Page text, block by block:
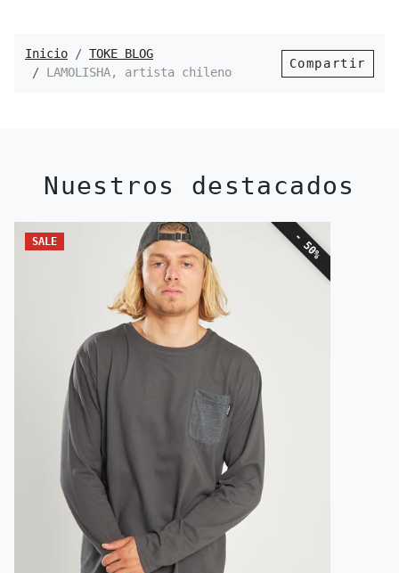
Inicio
TOKE BLOG
LAMOLISHA, artista chileno
Compartir
Nuestros destacados
SALE - 50%